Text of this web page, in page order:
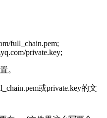
full_chain.pem;
private.key;
。
或private.key的文